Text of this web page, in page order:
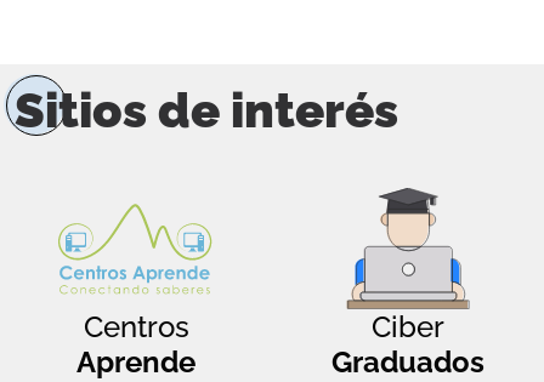
Sitios de interés
Centros
Aprende
Ciber
Graduados